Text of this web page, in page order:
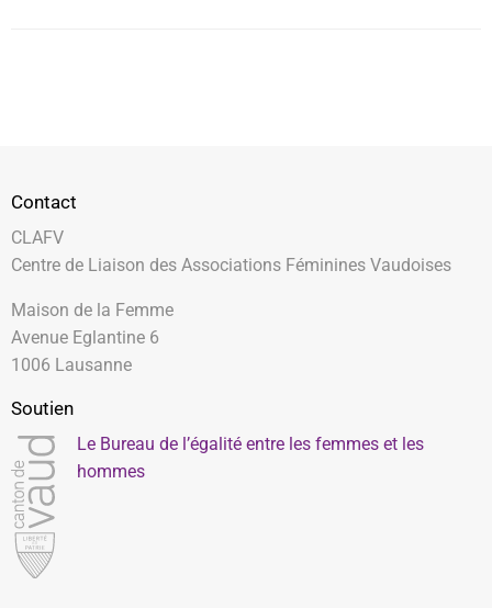
Contact
CLAFV
Centre de Liaison des Associations Féminines Vaudoises
Maison de la Femme
Avenue Eglantine 6
1006 Lausanne
Soutien
Le Bureau de l’égalité entre les femmes et les
hommes